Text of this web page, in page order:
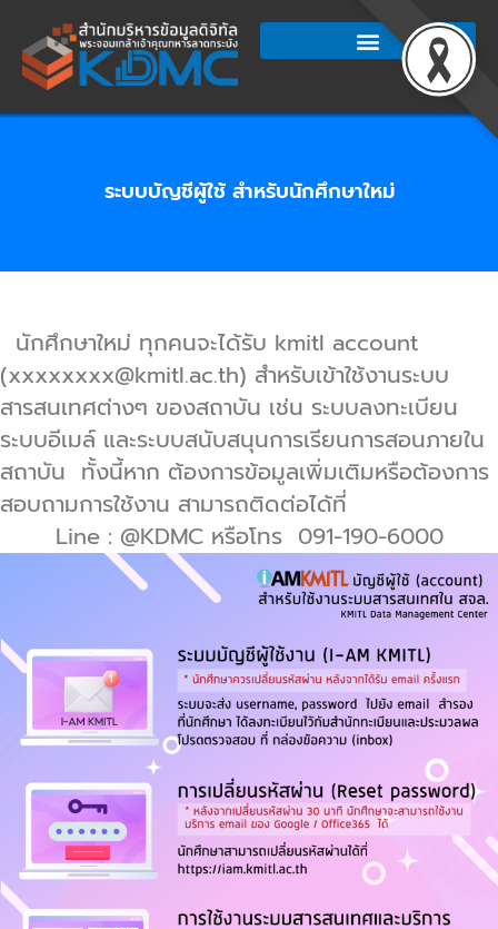
content
ระบบบัญชีผู้ใช้ สำหรับนักศึกษาใหม่
นักศึกษาใหม่ ทุกคนจะได้รับ kmitl account
(xxxxxxxx@kmitl.ac.th) สำหรับเข้าใช้งานระบบ
สารสนเทศต่างๆ ของสถาบัน เช่น ระบบลงทะเบียน
ระบบอีเมล์ และระบบสนับสนุนการเรียนการสอนภายใน
สถาบัน ทั้งนี้หาก ต้องการข้อมูลเพิ่มเติมหรือต้องการ
สอบถามการใช้งาน สามารถติดต่อได้ที่
Line : @KDMC หรือโทร 091-190-6000